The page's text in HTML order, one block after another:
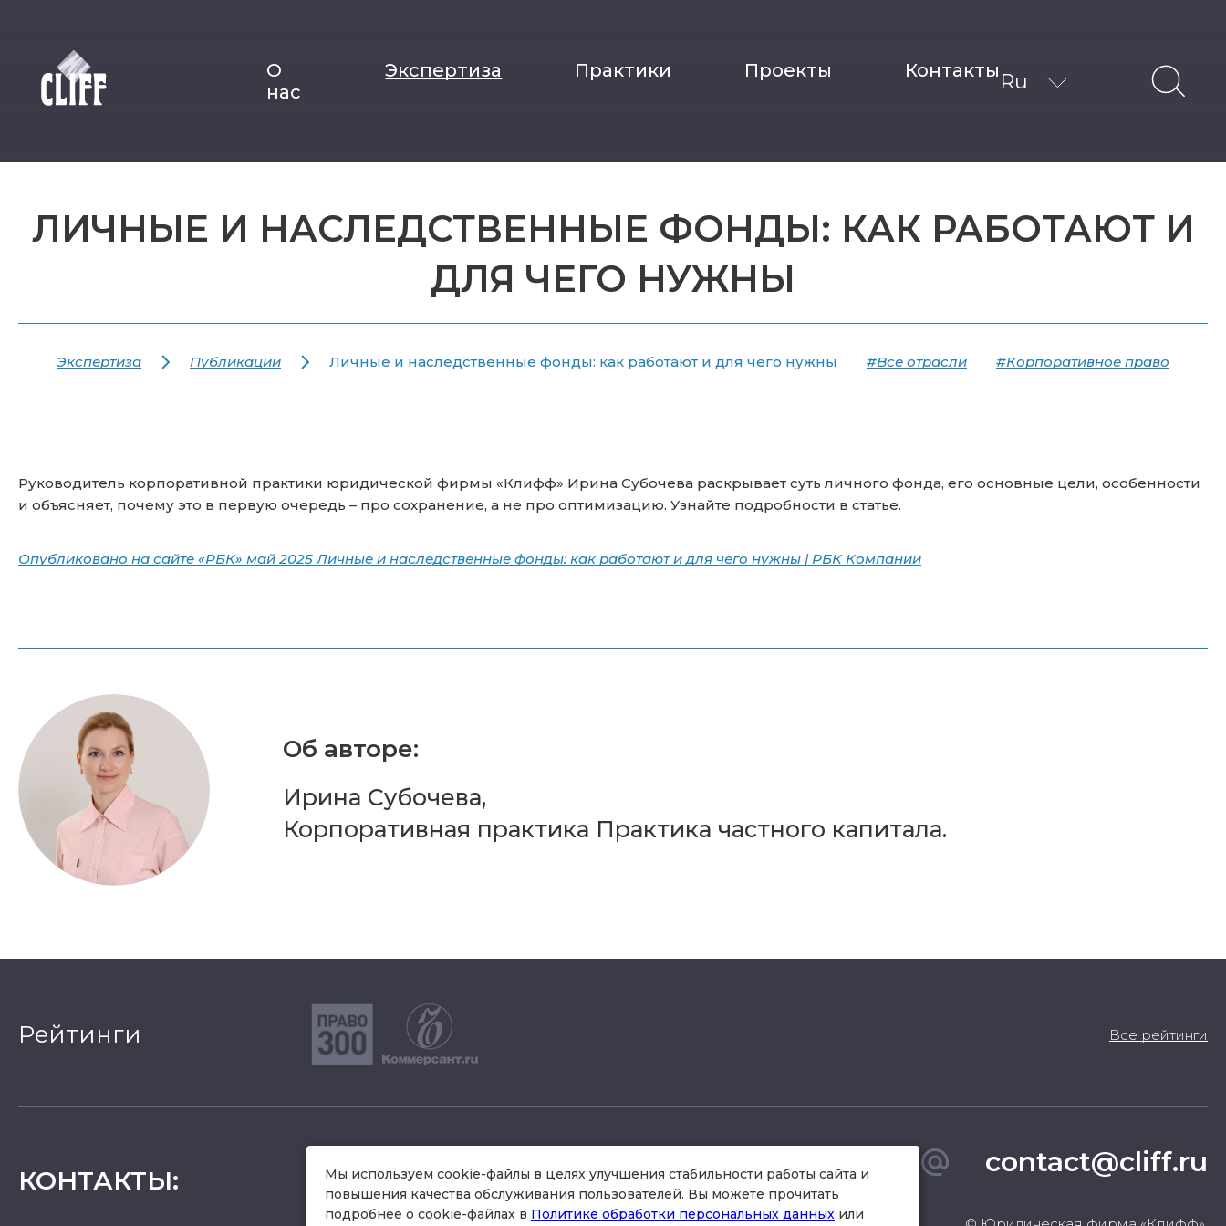
О
нас
Экспертиза Практики Проекты Контакты Ru
ЛИЧНЫЕ И НАСЛЕДСТВЕННЫЕ ФОНДЫ: КАК РАБОТАЮТ И
ДЛЯ ЧЕГО НУЖНЫ
Экспертиза Публикации Личные и наследственные фонды: как работают и для чего нужны #Все отрасли #Корпоративное право
Руководитель корпоративной практики юридической фирмы «Клифф» Ирина Субочева раскрывает суть личного фонда, его основные цели, особенности
и объясняет, почему это в первую очередь – про сохранение, а не про оптимизацию. Узнайте подробности в статье.
Опубликовано на сайте «РБК» май 2025Личные и наследственные фонды: как работают и для чего нужны | РБК Компании
Об авторе:
Ирина Субочева,
Корпоративная практика Практика частного капитала.
Рейтинги Все рейтинги
КОНТАКТЫ: +7 495 504 34 61
contact@cliff.ru
Мы используем cookie-файлы в целях улучшения стабильности работы сайта и
повышения качества обслуживания пользователей. Вы можете прочитать
подробнее о cookie-файлах в Политике обработки персональных данных или